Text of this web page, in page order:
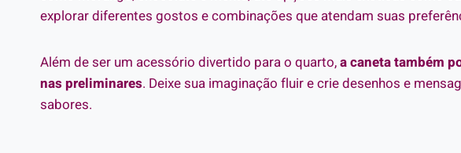
explorar diferentes gostos e combinações que atendam suas
Além de ser um acessório divertido para o quarto,a caneta também
nas preliminares. Deixe sua imaginação fluir e crie desenhos e
sabores.